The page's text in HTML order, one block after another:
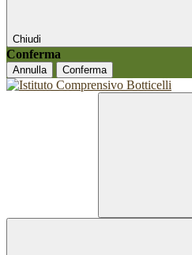
Chiudi
Conferma
Annulla Conferma